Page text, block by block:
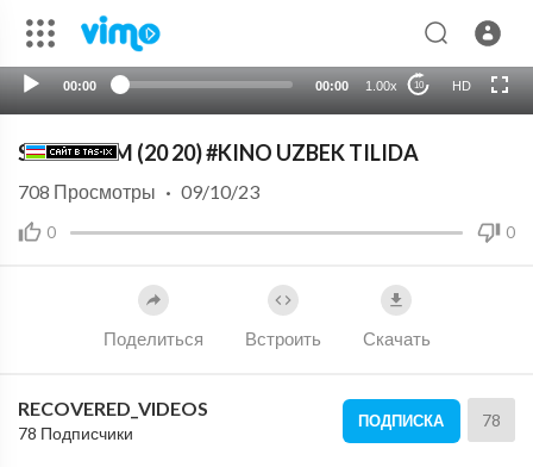
00:00 00:00 1.00x 10 HD
SUV ODAM (20 20) #KINO UZBEK TILIDA
0 0
708 Просмотры · 09/10/23
Поделиться Встроить Скачать
RECOVERED_VIDEOS
78 Подписчики
ПОДПИСКА 78